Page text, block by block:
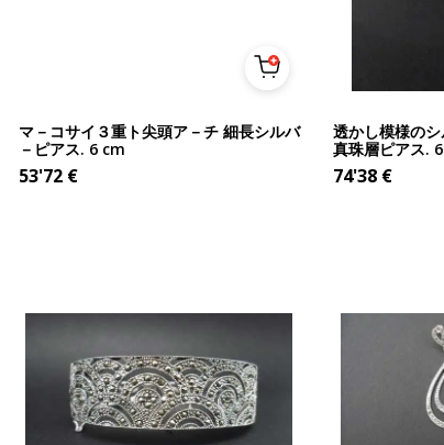
マ－コサイ３重ト尖頭ア－チ 細長シルバ
－ピアス. 6 cm
53'72€
透かし模様のシ
真珠層ピアス.
74'38 €